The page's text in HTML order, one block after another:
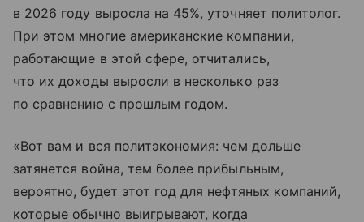
в 2026 году выросла на 45%, уточняет политолог.
При этом многие американские компании,
работающие в этой сфере, отчитались,
что их доходы выросли в несколько раз
по сравнению с прошлым годом.
«Вот вам и вся политэкономия: чем дольше
затянется война, тем более прибыльным,
вероятно, будет этот год для нефтяных компаний,
которые обычно выигрывают, когда